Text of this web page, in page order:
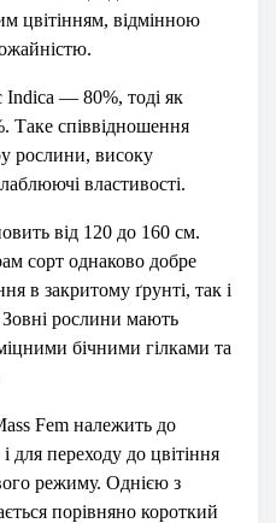
цвітінням, відмінною
Indica — 80%, тоді як
Таке співвідношення
рослини, високу
властивості.
від 120 до 160 см.
сорт однаково добре
в закритому ґрунті, так і
рослини мають
бічними гілками та
Fem належить до
для переходу до цвітіння
режиму. Однією з
порівняно короткий